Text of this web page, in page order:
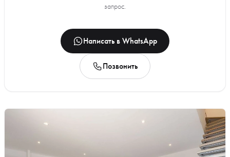
запрос.
Написать в WhatsApp
Позвонить